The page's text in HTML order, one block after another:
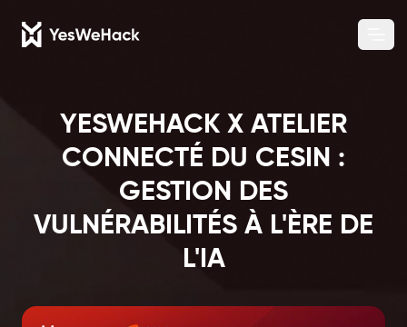
YESWEHACK X ATELIER
CONNECTÉ DU CESIN :
GESTION DES
VULNÉRABILITÉS À L'ÈRE DE
L'IA